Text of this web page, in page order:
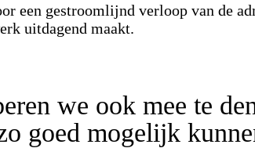
een gestroomlijnd verloop van de
uitdagend maakt.
we ook mee te
goed mogelijk